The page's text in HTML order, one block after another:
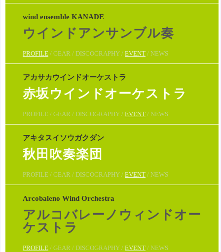
wind ensemble KANADE
ウインドアンサンブル奏
PROFILE / GEAR / DISCOGRAPHY / EVENT / NEWS
アカサカウインドオーケストラ
赤坂ウインドオーケストラ
PROFILE / GEAR / DISCOGRAPHY / EVENT / NEWS
アキタスイソウガクダン
秋田吹奏楽団
PROFILE / GEAR / DISCOGRAPHY / EVENT / NEWS
Arcobaleno Wind Orchestra
アルコバレーノウィンドオー
ケストラ
PROFILE / GEAR / DISCOGRAPHY / EVENT / NEWS